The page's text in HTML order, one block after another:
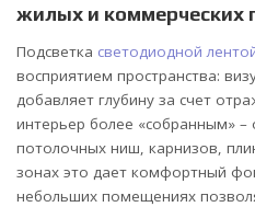
жилых и коммерческих
Подсветка светодиодной
восприятием пространства:
добавляет глубину за счет
интерьер более «собранным» –
потолочных ниш, карнизов,
зонах это дает комфортный
небольших помещениях